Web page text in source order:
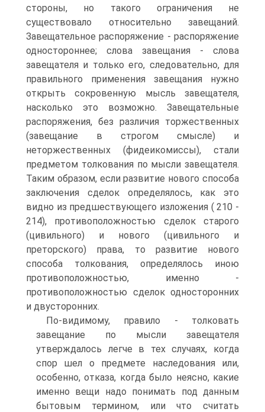
стороны, но такого ограничения не
существовало относительно завещаний.
Завещательное распоряжение - распоряжение
одностороннее; слова завещания - слова
завещателя и только его, следовательно, для
правильного применения завещания нужно
открыть сокровенную мысль завещателя,
насколько это возможно. Завещательные
распоряжения, без различия торжественных
(завещание в строгом смысле) и
неторжественных (фидеикомиссы), стали
предметом толкования по мысли завещателя.
Таким образом, если развитие нового способа
заключения сделок определялось, как это
видно из предшествующего изложения ( 210 -
214), противоположностью сделок старого
(цивильного) и нового (цивильного и
преторского) права, то развитие нового
способа толкования, определялось иною
противоположностью, именно -
противоположностью сделок односторонних
и двусторонних.
По-видимому, правило - толковать
завещание по мысли завещателя
утверждалось легче в тех случаях, когда
спор шел о предмете наследования или,
особенно, отказа, когда было неясно, какие
именно вещи надо понимать под данным
бытовым термином, или что считать